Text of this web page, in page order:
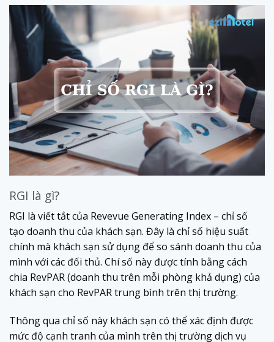
RGI là gì?
RGI là viết tắt của Revevue Generating Index – chỉ số
tạo doanh thu của khách sạn. Đây là chỉ số hiệu suất
chính mà khách sạn sử dụng để so sánh doanh thu của
mình với các đối thủ. Chí số này được tính bằng cách
chia RevPAR (doanh thu trên mỗi phòng khả dụng) của
khách sạn cho RevPAR trung bình trên thị trường.
Thông qua chỉ số này khách sạn có thể xác định được
mức độ cạnh tranh của mình trên thị trường dịch vụ